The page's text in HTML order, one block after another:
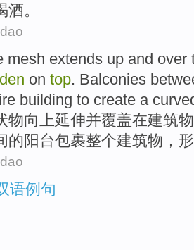
酒。
mesh extends up and over
on top. Balconies
building to create a
物向上延伸并覆盖在建筑物
的 阳台包裹整个建筑物，
语例句